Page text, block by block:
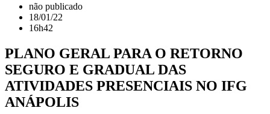
não publicado
18/01/22
16h42
PLANO GERAL PARA O RETORNO
SEGURO E GRADUAL DAS
ATIVIDADES PRESENCIAIS NO IFG
ANÁPOLIS